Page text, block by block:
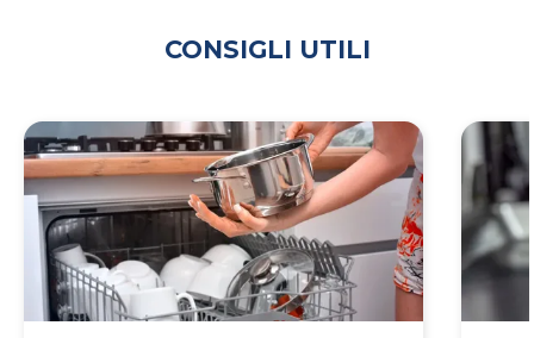
CONSIGLI UTILI